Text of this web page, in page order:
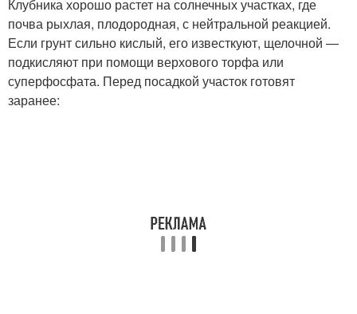
Клубника хорошо растет на солнечных участках, где
почва рыхлая, плодородная, с нейтральной реакцией.
Если грунт сильно кислый, его известкуют, щелочной —
подкисляют при помощи верхового торфа или
суперфосфата. Перед посадкой участок готовят
заранее: